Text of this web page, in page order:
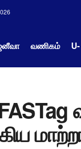
வணிகம்